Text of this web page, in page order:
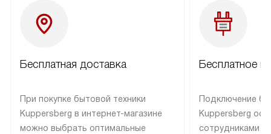
Бесплатная доставка
При покупке бытовой техники
Kuppersberg в интернет-магазине
можно выбрать оптимальные
Бесплатное
Подключение
Kuppersberg
сотрудниками